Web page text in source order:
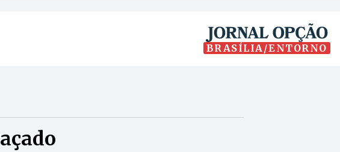
BRASÍLIA/ENTORNO